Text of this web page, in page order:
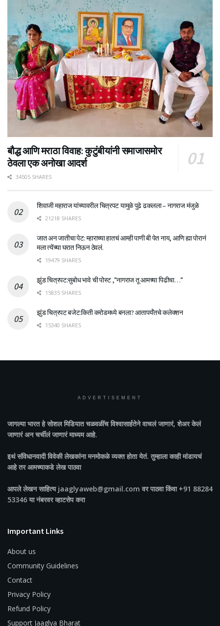
बौद्ध आणि मराठा विवाह: कुटुंबीयांनी समाजासमोर
ठेवला एक अनोखा आदर्श
34505 SHARES
शिवाजी महाराज यांच्यावरील चित्रपट यामुळे पुढे ढकलला – नागराज मंजुळे
21218 SHARES
जात अन जातीचा पेट: म्हाराच्या हातचं आम्ही पाणी बी पेत नाय, आणि ह्या पोरानं
मला त्येंच्या घरात निऊन ठेवलं.
19479 SHARES
झुंड चित्रपट:सुबोध भावे ची पोस्ट ,”नागराज तू आमच्या पिढीचा…”
15835 SHARES
झुंड चित्रपट बजेट:किती करोडमध्ये बनला? आतापर्यँतचे कलेक्शन
15340 SHARES
ADVERTISEMENT
जागल्या भारतहे सोशल मिडियात चळवळींच विश्वासार्हतेने वाचलं जाणारं, शेअर केलं
जाणारं अन चर्चीलं जाणारं माध्यम आहे.
इथं संविधानवादी विवेकी लेखकांना मनमोकळे व्यक्त होता येतं. तुम्हाला काही मांडायचं
आहे तर आमच्याकडे लेख पाठवा
आपले लेखन साहित्य jaaglyaweb@gmail.com वर पाठवा किंवा +91 88284
53346 या नंबरवर व्हाटसेप करा
Important Links
About us
Community Guidelines
Contact
Privacy Policy
Refund Policy
Support Jaaglya Bharat